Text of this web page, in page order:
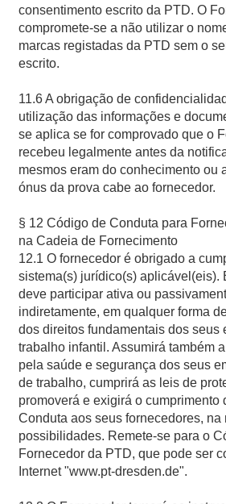
consentimento escrito da PTD. O
compromete-se a não utilizar o
marcas registadas da PTD sem o
escrito.
11.6 A obrigação de
utilização das informações e
se aplica se for comprovado que o
recebeu legalmente antes da
mesmos eram do conhecimento ou
ónus da prova cabe ao fornecedor.
§ 12 Código de Conduta para
na Cadeia de Fornecimento
12.1 O fornecedor é obrigado a
sistema(s) jurídico(s) aplicável(eis).
deve participar ativa ou
indiretamente, em qualquer forma
dos direitos fundamentais dos seus
trabalho infantil. Assumirá também
pela saúde e segurança dos seus
de trabalho, cumprirá as leis de
promoverá e exigirá o cumprimento
Conduta aos seus fornecedores, na
possibilidades. Remete-se para o
Fornecedor da PTD, que pode ser
Internet "www.pt-dresden.de".